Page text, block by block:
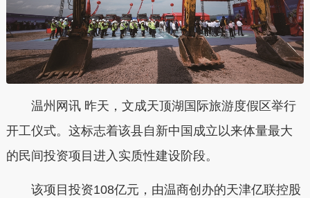
温州网讯 昨天，文成天顶湖国际旅游度假区举行
开工仪式。这标志着该县自新中国成立以来体量最大
的民间投资项目进入实质性建设阶段。
该项目投资108亿元，由温商创办的天津亿联控股